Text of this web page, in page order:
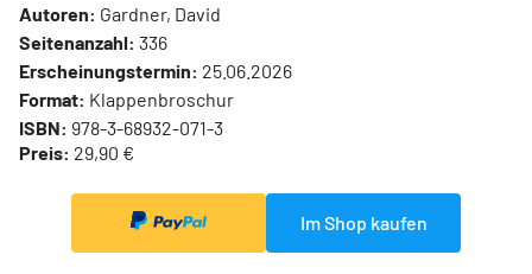
Autoren: Gardner, David
Seitenanzahl: 336
Erscheinungstermin: 25.06.2026
Format: Klappenbroschur
ISBN: 978-3-68932-071-3
Preis: 29,90 €
Im Shop kaufen